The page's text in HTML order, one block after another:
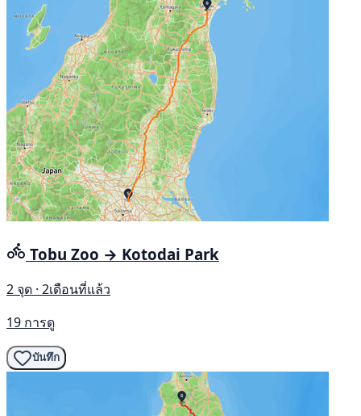
Tobu Zoo → Kotodai Park
2 จุด · 2เดือนที่แล้ว
19 การดู
บันทึก